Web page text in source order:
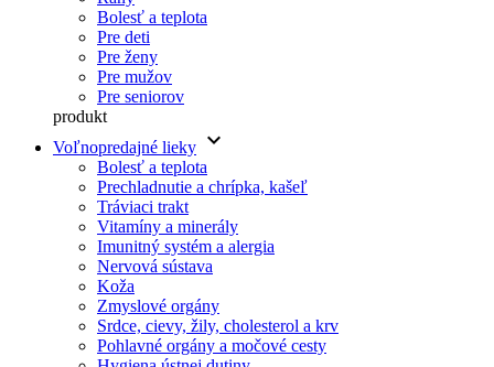
Bolesť a teplota
Pre deti
Pre ženy
Pre mužov
Pre seniorov
produkt
Voľnopredajné lieky keyboard_arrow_down
Bolesť a teplota
Prechladnutie a chrípka, kašeľ
Tráviaci trakt
Vitamíny a minerály
Imunitný systém a alergia
Nervová sústava
Koža
Zmyslové orgány
Srdce, cievy, žily, cholesterol a krv
Pohlavné orgány a močové cesty